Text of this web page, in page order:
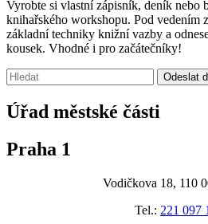
Vyrobte si vlastní zápisník, deník nebo
knihařského workshopu. Pod vedením
základní techniky knižní vazby a
kousek. Vhodné i pro začátečníky!
Vyhledávání:
Odeslat
Úřad městské části
Praha 1
Vodičkova 18, 110
Tel.: 221 097